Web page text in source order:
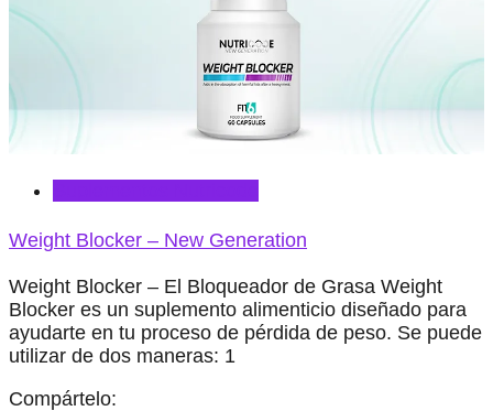
Weight Blocker – New Generation
Weight Blocker – El Bloqueador de Grasa Weight
Blocker es un suplemento alimenticio diseñado para
ayudarte en tu proceso de pérdida de peso. Se puede
utilizar de dos maneras: 1
Compártelo: